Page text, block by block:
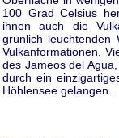
100 Grad Celsius
ihnen auch die
grünlich leuchtenden
Vulkanformationen.
des Jameos del
durch ein
Höhlensee gelangen.